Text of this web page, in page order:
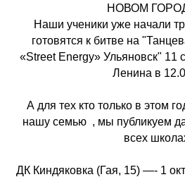
НОВОМ
Наши ученики уже начали
готовятся к битве на
«Street Energy» Ульяновск" 11
Ленина в
А для тех кто только в этом
нашу семью , мы публикуем
всех
ДК Киндяковка (Гая, 15) —- 1